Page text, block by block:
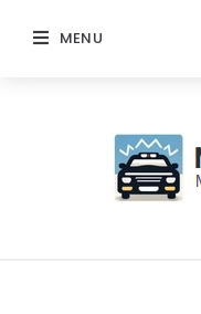
MENU